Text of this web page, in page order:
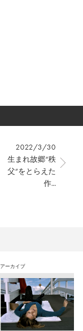
2022/3/30
生まれ故郷“秩
父”をとらえた
作...
アーカイブ